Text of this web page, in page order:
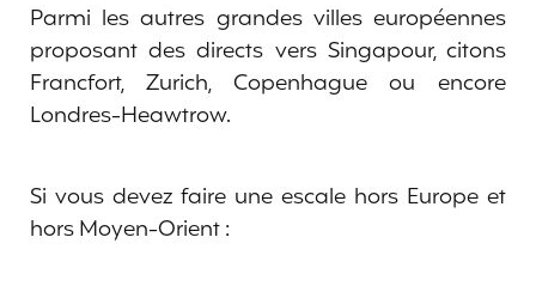
Parmi les autres grandes villes européennes
proposant des directs vers Singapour, citons
Francfort, Zurich, Copenhague ou encore
Londres-Heawtrow.
Si vous devez faire une escale hors Europe et
hors Moyen-Orient :